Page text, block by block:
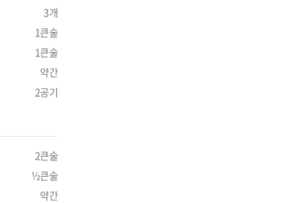
3개
1큰술
1큰술
약간
2공기
2큰술
½큰술
약간